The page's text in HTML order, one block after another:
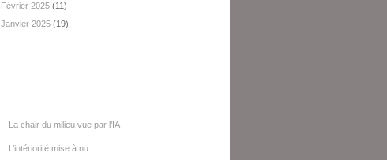
Février 2025 (11)
Janvier 2025 (19)
La chair du milieu vue par l’IA
L’intériorité mise à nu